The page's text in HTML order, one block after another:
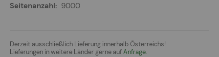
9000
Derzeit ausschließlich Lieferung innerhalb Österreichs!
Lieferungen in weitere Länder gerne aufAnfrage.